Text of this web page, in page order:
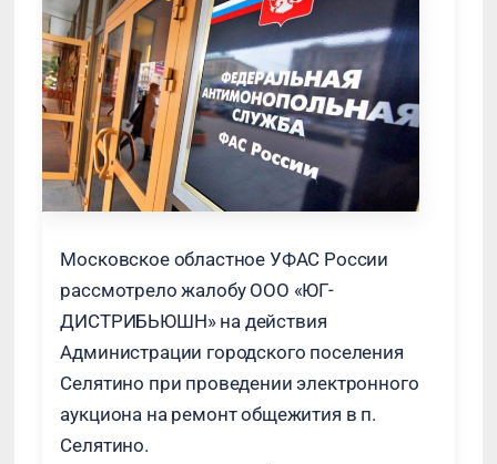
Московское областное УФАС России
рассмотрело жалобу ООО «ЮГ-
ДИСТРИБЬЮШН» на действия
Администрации городского поселения
Селятино при проведении электронного
аукциона на ремонт общежития в п.
Селятино.